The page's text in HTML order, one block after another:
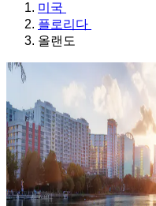
미국
플로리다
올랜도